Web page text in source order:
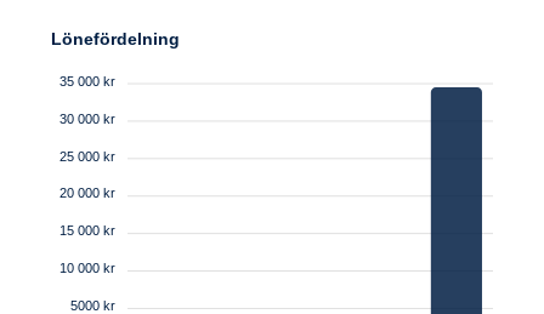
Lönefördelning
35 000 kr
30 000 kr
25 000 kr
20 000 kr
15 000 kr
10 000 kr
5000 kr